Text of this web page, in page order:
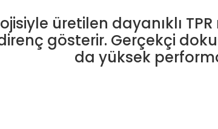
üretilen dayanıklı
gösterir. Gerçekçi
da yüksek